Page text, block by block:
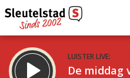
LUISTER LIVE:
De middag